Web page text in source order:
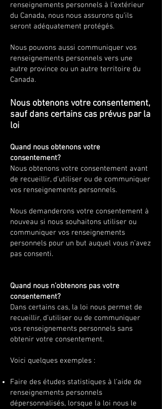
renseignements personnels à l’extérieur
du Canada, nous nous assurons qu’ils
seront adéquatement protégés.
Nous pouvons aussi communiquer vos
renseignements personnels vers une
autre province ou un autre territoire du
Canada.
Nous obtenons votre consentement,
sauf dans certains cas prévus par la
loi
Quand nous obtenons votre
consentement?
Nous obtenons votre consentement avant
de recueillir, d’utiliser ou de communiquer
vos renseignements personnels.
Nous demanderons votre consentement à
nouveau si nous souhaitons utiliser ou
communiquer vos renseignements
personnels pour un but auquel vous n’avez
pas consenti.
Quand nous n’obtenons pas votre
consentement?
Dans certains cas, la loi nous permet de
recueillir, d’utiliser ou de communiquer
vos renseignements personnels sans
obtenir votre consentement.
Voici quelques exemples :
Faire des études statistiques à l’aide de
renseignements personnels
dépersonnalisés, lorsque la loi nous le